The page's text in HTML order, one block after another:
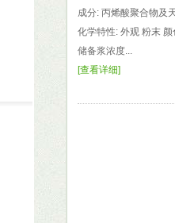
成分: 丙烯酸聚合物及
化学特性: 外观 粉末
储备浆浓度...
[查看详细]